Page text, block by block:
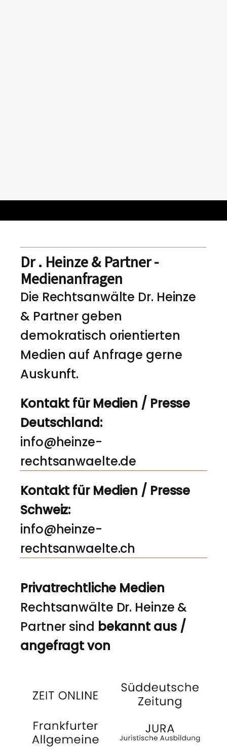
Dr . Heinze & Partner -
Medienanfragen
Die Rechtsanwälte Dr. Heinze
& Partner geben
demokratisch orientierten
Medien auf Anfrage gerne
Auskunft.
Kontakt für Medien / Presse
Deutschland:
info@heinze-
rechtsanwaelte.de
Kontakt für Medien / Presse
Schweiz:
info@heinze-
rechtsanwaelte.ch
Privatrechtliche Medien
Rechtsanwälte Dr. Heinze &
Partner sind bekannt aus /
angefragt von